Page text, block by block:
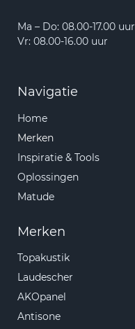
Ma – Do: 08.00-17.00 uur
Vr: 08.00-16.00 uur
Merken
Topakustik
Laudescher
AKOpanel
Antisone
Navigatie
Home
Merken
Inspiratie & Tools
Oplossingen
Matude